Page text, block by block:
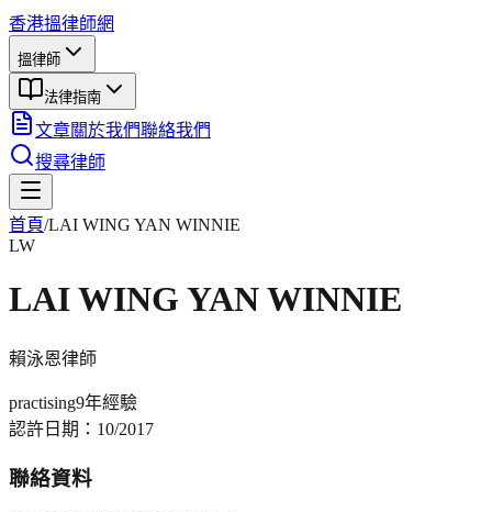
香港搵律師網
搵律師
法律指南
文章關於我們聯絡我們
搜尋律師
首頁/LAI WING YAN WINNIE
LW
LAI WING YAN WINNIE
賴泳恩律師
practising9年經驗
認許日期： 10/2017
聯絡資料